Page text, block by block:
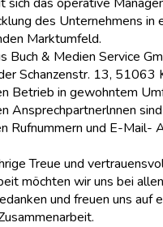
des Unternehmens in
Marktumfeld.
Buch & Medien Service
Schanzenstr. 13, 51063
Betrieb in gewohntem
Ansprechpartnerlnnen
Rufnummern und E-Mail-
Treue und
möchten wir uns bei
und freuen uns auf